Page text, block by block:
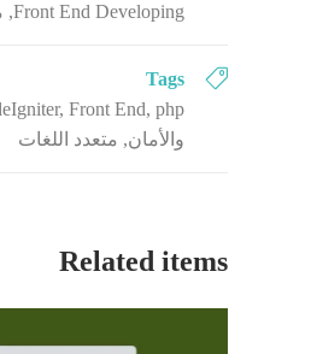
Front End Developing
,
Tags
, Front End, php
والأمان, متعدد اللغات
Related items